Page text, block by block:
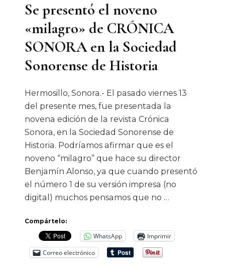
Se presentó el noveno
«milagro» de CRÓNICA
SONORA en la Sociedad
Sonorense de Historia
Hermosillo, Sonora.- El pasado viernes 13
del presente mes, fue presentada la
novena edición de la revista Crónica
Sonora, en la Sociedad Sonorense de
Historia. Podríamos afirmar que es el
noveno “milagro” que hace su director
Benjamín Alonso, ya que cuando presentó
el número 1 de su versión impresa (no
digital) muchos pensamos que no …
Compártelo:
WhatsApp
Imprimir
Correo electrónico